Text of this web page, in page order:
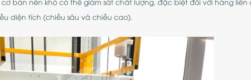
diện tích (chiều sâu và chiều cao).